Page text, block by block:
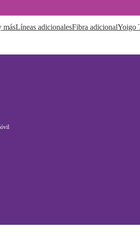
másLíneas adicionalesFibra adicionalYoigo